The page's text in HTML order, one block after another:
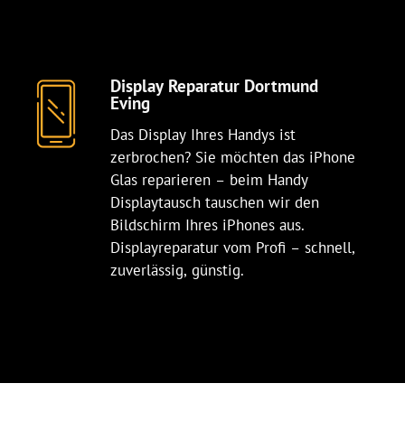
Display Reparatur Dortmund
Eving
Das Display Ihres Handys ist
zerbrochen? Sie möchten das iPhone
Glas reparieren – beim Handy
Displaytausch tauschen wir den
Bildschirm Ihres iPhones aus.
Displayreparatur vom Profi – schnell,
zuverlässig, günstig.